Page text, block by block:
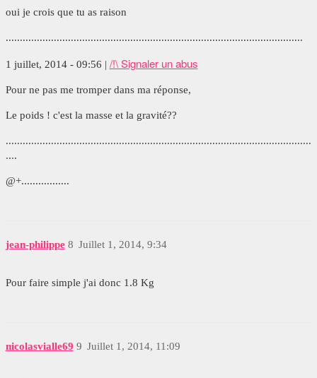
oui je crois que tu as raison
.........................................................................................................
1 juillet, 2014 - 09:56 | /!\ Signaler un abus
Pour ne pas me tromper dans ma réponse,
Le poids ! c'est la masse et la gravité??
............................................................................................................
....
@+.................
jean-philippe Juillet 1, 2014, 9:34
8
Pour faire simple j'ai donc 1.8 Kg
nicolasvialle69 Juillet 1, 2014, 11:09
9